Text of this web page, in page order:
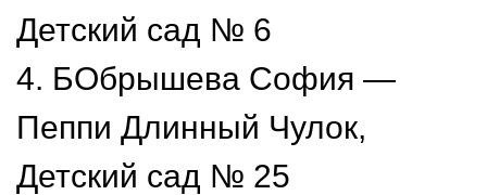
Детский сад № 6
4. БОбрышева София —
Пеппи Длинный Чулок,
Детский сад № 25